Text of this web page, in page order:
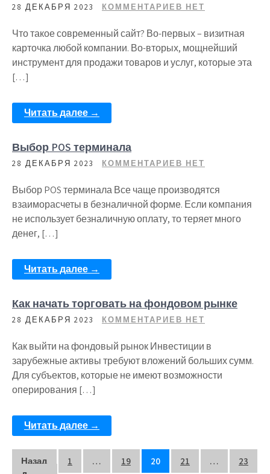
28 ДЕКАБРЯ 2023 КОММЕНТАРИЕВ НЕТ
Что такое современный сайт? Во-первых – визитная
карточка любой компании. Во-вторых, мощнейший
инструмент для продажи товаров и услуг, которые эта
[…]
Читать далее →
Выбор POS терминала
28 ДЕКАБРЯ 2023 КОММЕНТАРИЕВ НЕТ
Выбор POS терминала Все чаще производятся
взаиморасчеты в безналичной форме. Если компания
не использует безналичную оплату, то теряет много
денег, […]
Читать далее →
Как начать торговать на фондовом рынке
28 ДЕКАБРЯ 2023 КОММЕНТАРИЕВ НЕТ
Как выйти на фондовый рынок Инвестиции в
зарубежные активы требуют вложений больших сумм.
Для субъектов, которые не имеют возможности
оперирования […]
Читать далее →
Пагинация
Назад 1 … 19 20 21 …
23